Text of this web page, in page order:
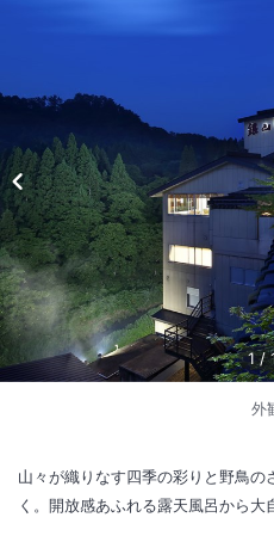
1 /
外
山々が織りなす四季の彩りと野鳥
く。開放感あふれる露天風呂から大